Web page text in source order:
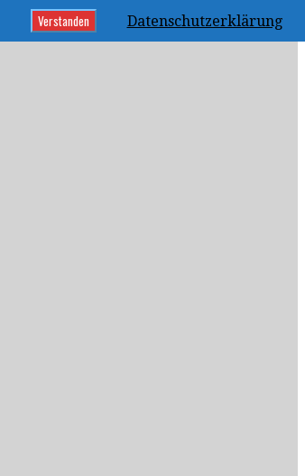
Verstanden Datenschutzerklärung